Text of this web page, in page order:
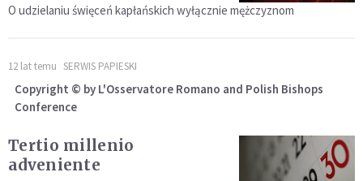
O udzielaniu święceń kapłańskich wyłącznie mężczyznom
12 lat temu SERWIS PAPIESKI
Copyright © by L'Osservatore Romano and Polish Bishops
Conference
Tertio millenio
adveniente